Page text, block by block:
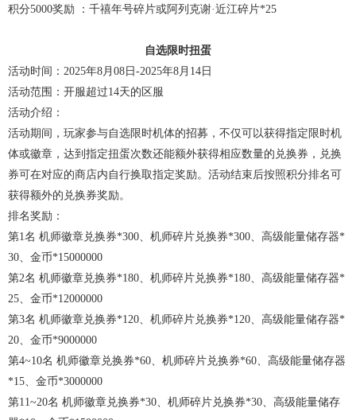
积分5000奖励 ：千禧年号碎片或阿列克谢·近江碎片*25
自选限时扭蛋
活动时间：2025年8月08日-2025年8月14日
活动范围：开服超过14天的区服
活动介绍：
活动期间，玩家参与自选限时机体的招募，不仅可以获得指定限时机
体或徽章，达到指定扭蛋次数还能额外获得相应数量的兑换券，兑换
券可在对应的商店内自行换取指定奖励。活动结束后按照积分排名可
获得额外的兑换券奖励。
排名奖励：
第1名 机师徽章兑换券*300、机师碎片兑换券*300、高级能量储存器*
30、金币*15000000
第2名 机师徽章兑换券*180、机师碎片兑换券*180、高级能量储存器*
25、金币*12000000
第3名 机师徽章兑换券*120、机师碎片兑换券*120、高级能量储存器*
20、金币*9000000
第4~10名 机师徽章兑换券*60、机师碎片兑换券*60、高级能量储存器
*15、金币*3000000
第11~20名 机师徽章兑换券*30、机师碎片兑换券*30、高级能量储存